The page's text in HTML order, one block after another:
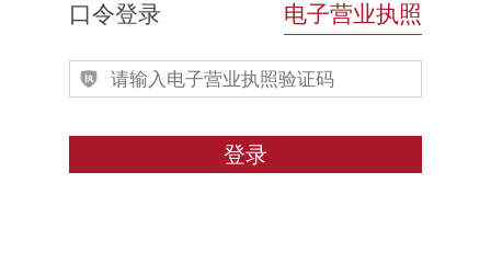
口令登录 电子营业执照
登录